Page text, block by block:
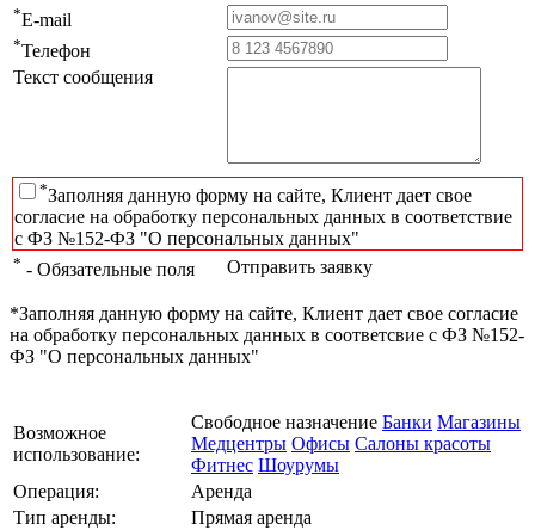
*E-mail
*Телефон
Текст сообщения
*Заполняя данную форму на сайте, Клиент дает свое
согласие на обработку персональных данных в соответствие
с ФЗ №152-ФЗ "О персональных данных"
* - Обязательные поля Отправить заявку
*Заполняя данную форму на сайте, Клиент дает свое согласие
на обработку персональных данных в соответсвие с ФЗ №152-
ФЗ "О персональных данных"
Возможное
использование:
Свободное назначение Банки Магазины
Медцентры Офисы Салоны красоты
Фитнес Шоурумы
Операция:
Аренда
Тип аренды:
Прямая аренда